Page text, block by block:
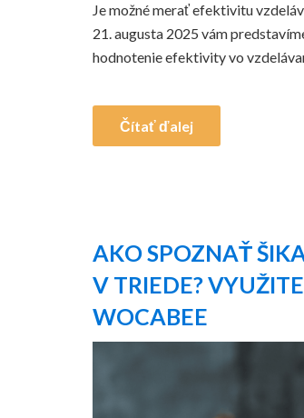
Je možné merať efektivitu
21. augusta 2025 vám
hodnotenie efektivity vo
Čítať ďalej
AKO SPOZNAŤ
V TRIEDE?
WOCABEE